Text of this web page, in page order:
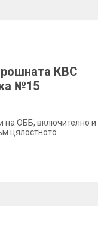
КBC
№15
на ОББ, включително и
цялостното